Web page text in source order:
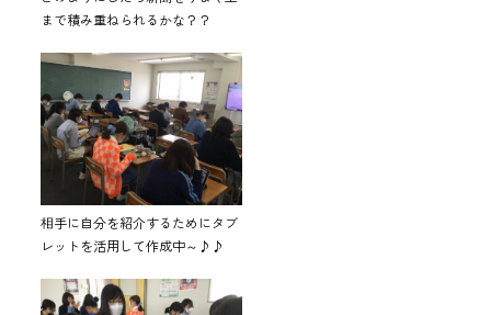
まで積み重ねられるかな？？
相手に自分を紹介するためにタブ
レットを活用して作成中～♪♪